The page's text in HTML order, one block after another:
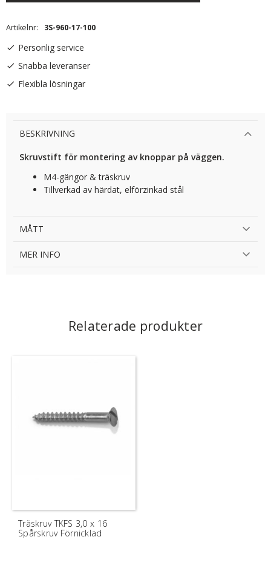
Artikelnr 3S-960-17-100
Personlig service
Snabba leveranser
Flexibla lösningar
BESKRIVNING
Skruvstift för montering av knoppar på väggen.
M4-gängor & träskruv
Tillverkad av härdat, elförzinkad stål
MÅTT
MER INFO
Relaterade produkter
Träskruv TKFS 3,0 x 16
Spårskruv Förnicklad